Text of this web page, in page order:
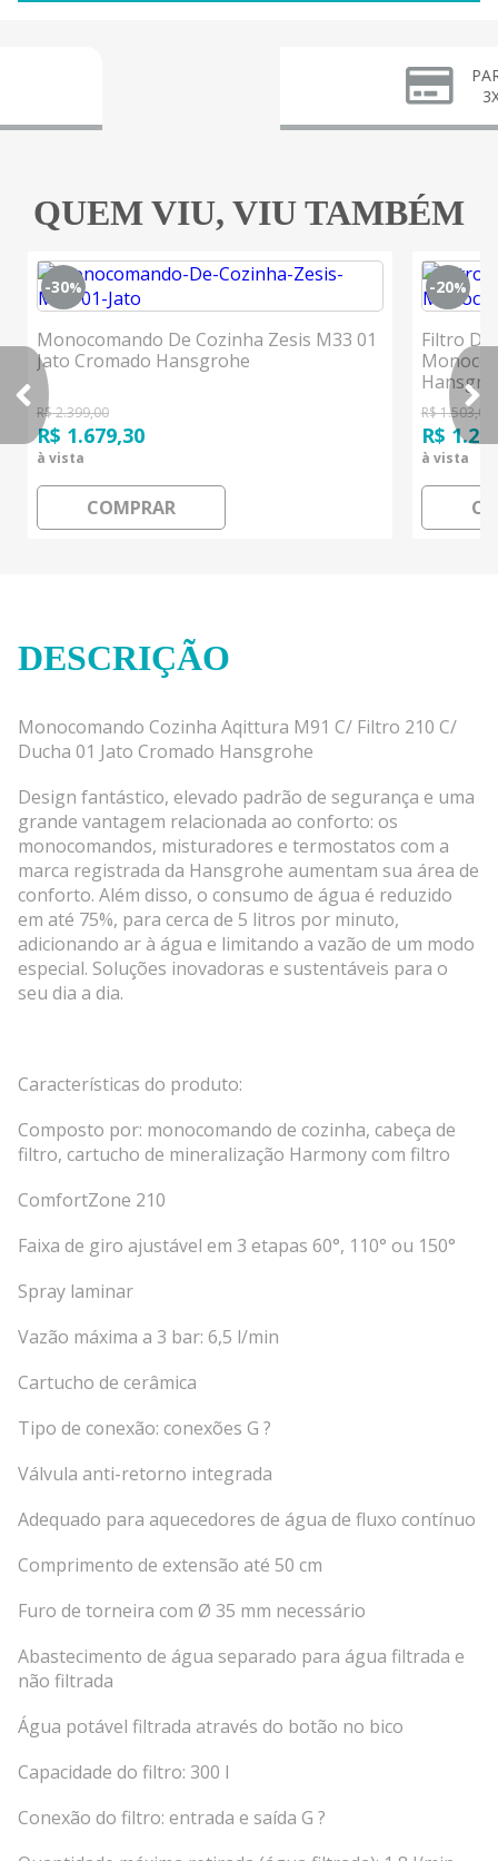
PARCELE
3X SEM
QUEM VIU, VIU TAMBÉM
-30%
Monocomando De Cozinha Zesis M33 01
Jato Cromado Hansgrohe
R$ 2.399,00
R$ 1.679,30
à vista
COMPRAR
-20%
Filtro De
R$ 1.503,00
R$
à vista
DESCRIÇÃO
Monocomando Cozinha Aqittura M91 C/ Filtro 210 C/
Ducha 01 Jato Cromado Hansgrohe
Design fantástico, elevado padrão de segurança e uma
grande vantagem relacionada ao conforto: os
monocomandos, misturadores e termostatos com a
marca registrada da Hansgrohe aumentam sua área de
conforto. Além disso, o consumo de água é reduzido
em até 75%, para cerca de 5 litros por minuto,
adicionando ar à água e limitando a vazão de um modo
especial. Soluções inovadoras e sustentáveis para o
seu dia a dia.
Características do produto:
Composto por: monocomando de cozinha, cabeça de
filtro, cartucho de mineralização Harmony com filtro
ComfortZone 210
Faixa de giro ajustável em 3 etapas 60°, 110° ou 150°
Spray laminar
Vazão máxima a 3 bar: 6,5 l/min
Cartucho de cerâmica
Tipo de conexão: conexões G ?
Válvula anti-retorno integrada
Adequado para aquecedores de água de fluxo contínuo
Comprimento de extensão até 50 cm
Furo de torneira com Ø 35 mm necessário
Abastecimento de água separado para água filtrada e
não filtrada
Água potável filtrada através do botão no bico
Capacidade do filtro: 300 l
Conexão do filtro: entrada e saída G ?